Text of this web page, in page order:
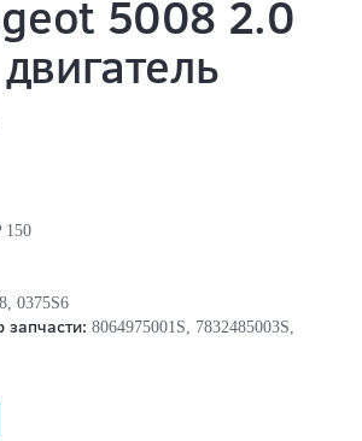
5008 2.0
150
0375S6
8064975001S, 7832485003S,